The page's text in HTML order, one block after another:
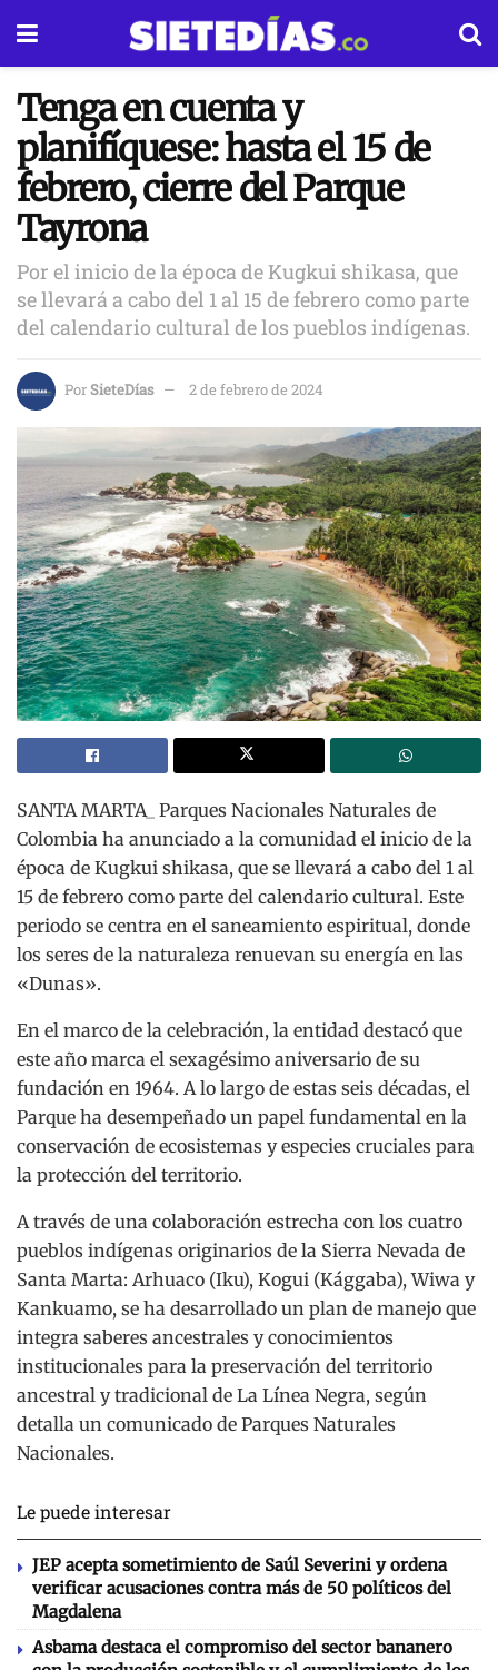
Tenga en cuenta y
planifíquese: hasta el 15 de
febrero, cierre del Parque
Tayrona
Por el inicio de la época de Kugkui shikasa, que
se llevará a cabo del 1 al 15 de febrero como parte
del calendario cultural de los pueblos indígenas.
PorSieteDías 2 de febrero de 2024
SANTA MARTA_ Parques Nacionales Naturales de
Colombia ha anunciado a la comunidad el inicio de la
época de Kugkui shikasa, que se llevará a cabo del 1 al
15 de febrero como parte del calendario cultural. Este
periodo se centra en el saneamiento espiritual, donde
los seres de la naturaleza renuevan su energía en las
«Dunas».
En el marco de la celebración, la entidad destacó que
este año marca el sexagésimo aniversario de su
fundación en 1964. A lo largo de estas seis décadas, el
Parque ha desempeñado un papel fundamental en la
conservación de ecosistemas y especies cruciales para
la protección del territorio.
A través de una colaboración estrecha con los cuatro
pueblos indígenas originarios de la Sierra Nevada de
Santa Marta: Arhuaco (Iku), Kogui (Kággaba), Wiwa y
Kankuamo, se ha desarrollado un plan de manejo que
integra saberes ancestrales y conocimientos
institucionales para la preservación del territorio
ancestral y tradicional de La Línea Negra, según
detalla un comunicado de Parques Naturales
Nacionales.
Le puede interesar
JEP acepta sometimiento de Saúl Severini y ordena
verificar acusaciones contra más de 50 políticos del
Magdalena
Asbama destaca el compromiso del sector bananero